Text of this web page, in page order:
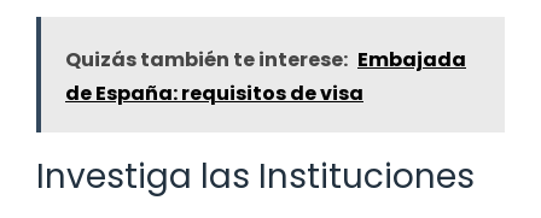
Quizás también te interese: Embajada
de España: requisitos de visa
Investiga las Instituciones